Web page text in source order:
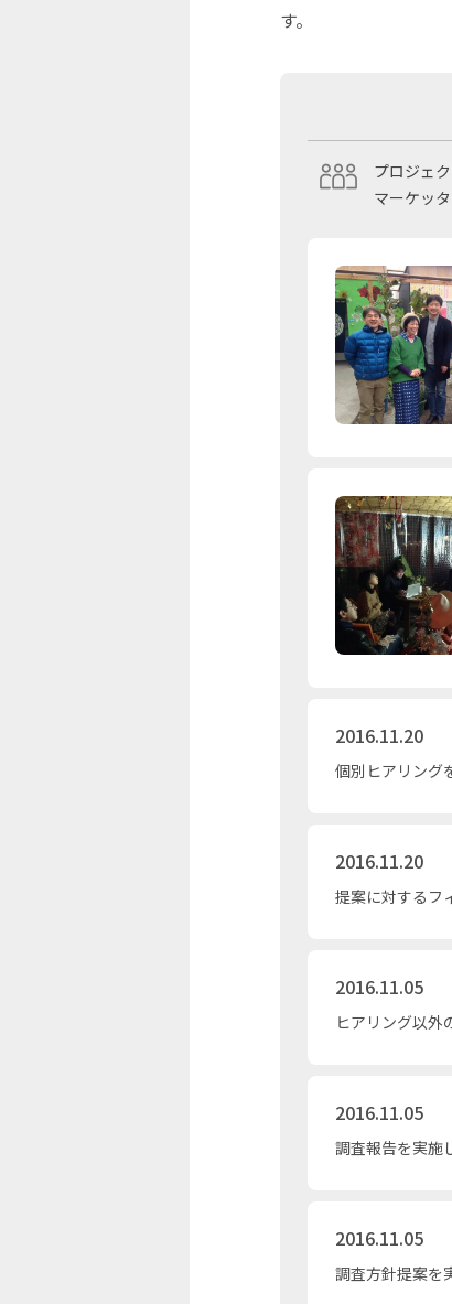
す。
プロジェ
マーケッタ
2016.11.20
個別ヒアリング
2016.11.20
提案に対するフ
2016.11.05
ヒアリング以外
2016.11.05
調査報告を実施
2016.11.05
調査方針提案を